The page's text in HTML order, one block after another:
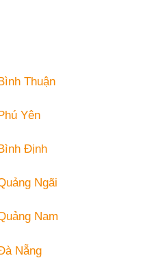
Thuận
Yên
Định
Ngãi
Nam
Nẵng